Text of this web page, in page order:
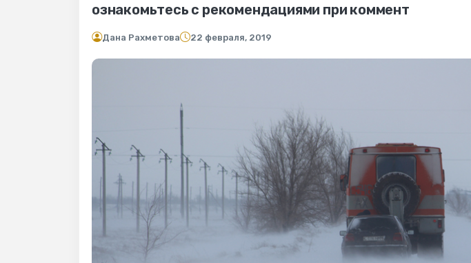
ознакомьтесь с рекомендациями при коммент
Дана Рахметова 22 февраля, 2019